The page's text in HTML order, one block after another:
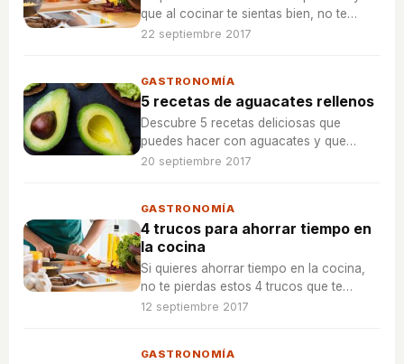
que al cocinar te sientas bien, no te
pierdas estas seis ideas que te harán la
22 septiembre 2017
GASTRONOMÍA
5 recetas de aguacates rellenos
Descubre 5 recetas deliciosas que
puedes hacer con aguacates y que
además, te encantará repetir siempre que
20 septiembre 2017
GASTRONOMÍA
4 trucos para ahorrar tiempo en
la cocina
Si quieres ahorrar tiempo en la cocina,
no te pierdas estos 4 trucos que te
ayudarán a ser un cocinero/a eficiente.
12 septiembre 2017
GASTRONOMÍA